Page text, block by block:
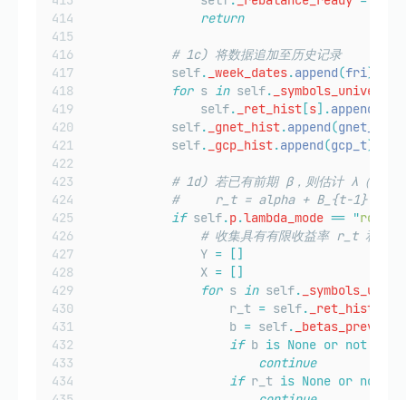
return
# 1c) 将数据追加至历史记录
            self
. _week_dates.append(fri)
for s in self. _symbols_universe
                self
. _ret_hist [s].append
            self
. _gnet_hist.append(gnet_t
            self
. _gcp_hist.append(gcp_t)
# 1d) 若已有前期 β，则估计 λ（横截
#     r_t = alpha + B_{t-1} *
if self.p.lambda_mode == "
# 收集具有有限收益率 r_t 和有
                Y
=
[]
                X
=
[]
for s in self.
                    r_t
= self. _ret_hist
                    b
= self. _betas_prev
if b is None or not
continue
if r_t is None or not